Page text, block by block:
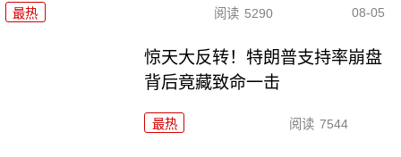
最热 阅读 5290 08-05
惊天大反转！特朗普支持率崩盘
背后竟藏致命一击
最热 阅读 7544